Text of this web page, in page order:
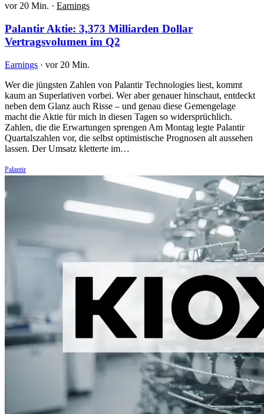
vor 20 Min. · Earnings
Palantir Aktie: 3,373 Milliarden Dollar
Vertragsvolumen im Q2
Earnings · vor 20 Min.
Wer die jüngsten Zahlen von Palantir Technologies liest, kommt
kaum an Superlativen vorbei. Wer aber genauer hinschaut, entdeckt
neben dem Glanz auch Risse – und genau diese Gemengelage
macht die Aktie für mich in diesen Tagen so widersprüchlich.
Zahlen, die die Erwartungen sprengen Am Montag legte Palantir
Quartalszahlen vor, die selbst optimistische Prognosen alt aussehen
lassen. Der Umsatz kletterte im…
Palantir